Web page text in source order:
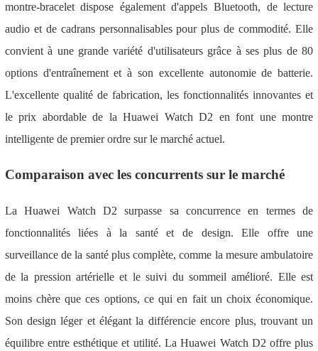
montre-bracelet dispose également d'appels Bluetooth, de lecture
audio et de cadrans personnalisables pour plus de commodité. Elle
convient à une grande variété d'utilisateurs grâce à ses plus de 80
options d'entraînement et à son excellente autonomie de batterie.
L'excellente qualité de fabrication, les fonctionnalités innovantes et
le prix abordable de la Huawei Watch D2 en font une montre
intelligente de premier ordre sur le marché actuel.
Comparaison avec les concurrents sur le marché
La Huawei Watch D2 surpasse sa concurrence en termes de
fonctionnalités liées à la santé et de design. Elle offre une
surveillance de la santé plus complète, comme la mesure ambulatoire
de la pression artérielle et le suivi du sommeil amélioré. Elle est
moins chère que ces options, ce qui en fait un choix économique.
Son design léger et élégant la différencie encore plus, trouvant un
équilibre entre esthétique et utilité. La Huawei Watch D2 offre plus